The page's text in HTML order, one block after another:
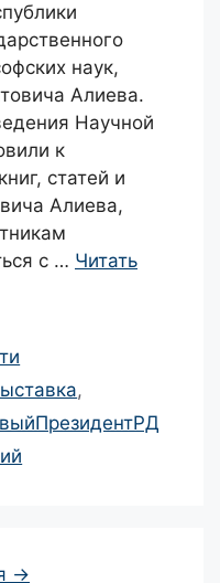
наук,
Алиева.
Научной
к
статей и
Алиева,
с … Читать
,
→